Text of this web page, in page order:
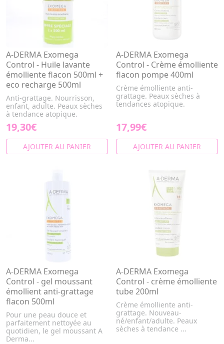
A-DERMA Exomega
Control - Huile lavante
émolliente flacon 500ml +
eco recharge 500ml
Anti-grattage. Nourrisson,
enfant, adulte. Peaux sèches
à tendance atopique.
19,30€
AJOUTER AU PANIER
A-DERMA Exomega
Control - Crème émolliente
flacon pompe 400ml
Crème émolliente anti-
grattage. Peaux sèches à
tendances atopique.
17,99€
AJOUTER AU PANIER
A-DERMA Exomega
Control - gel moussant
émollient anti-grattage
flacon 500ml
Pour une peau douce et
parfaitement nettoyée au
quotidien, le gel moussant A
Derma...
A-DERMA Exomega
Control - crème émolliente
tube 200ml
Crème émolliente anti-
grattage. Nouveau-
né/enfant/adulte. Peaux
sèches à tendance ...